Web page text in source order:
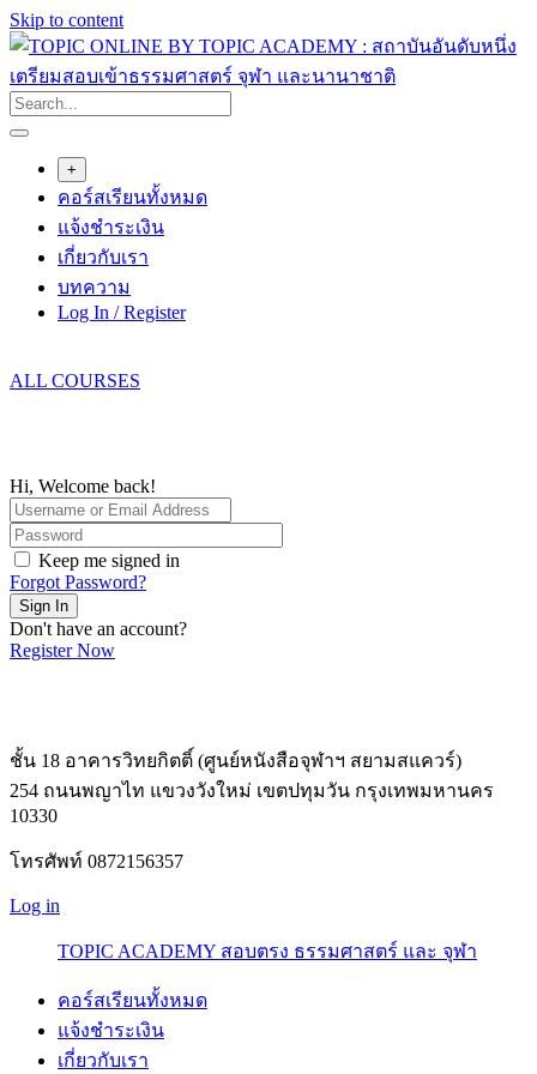
Skip to content
+
คอร์สเรียนทั้งหมด
แจ้งชำระเงิน
เกี่ยวกับเรา
บทความ
Log In / Register
ALL COURSES
Hi, Welcome back!
Keep me signed in
Forgot Password?
Sign In
Don't have an account?
Register Now
ชั้น 18 อาคารวิทยกิตติ์ (ศูนย์หนังสือจุฬาฯ สยามสแควร์)
254 ถนนพญาไท แขวงวังใหม่ เขตปทุมวัน กรุงเทพมหานคร
10330
โทรศัพท์ 0872156357
Log in
TOPIC ACADEMY สอบตรง ธรรมศาสตร์ และ จุฬา
คอร์สเรียนทั้งหมด
แจ้งชำระเงิน
เกี่ยวกับเรา